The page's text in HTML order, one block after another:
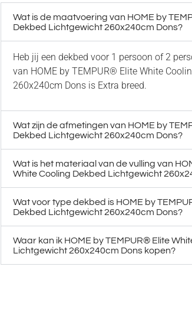
Wat is de maatvoering van HOME by
Dekbed Lichtgewicht 260x240cm Dons?
Heb jij een dekbed voor 1 persoon of 2
van HOME by TEMPUR® Elite White
260x240cm Dons is Extra breed.
Wat zijn de afmetingen van HOME by
Dekbed Lichtgewicht 260x240cm Dons?
Wat is het materiaal van de vulling van
White Cooling Dekbed Lichtgewicht
Wat voor type dekbed is HOME by
Dekbed Lichtgewicht 260x240cm Dons?
Waar kan ik HOME by TEMPUR® Elite
Lichtgewicht 260x240cm Dons kopen?